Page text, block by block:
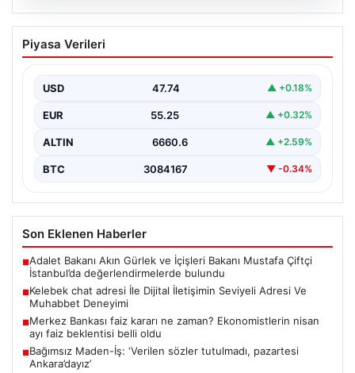
Kelebek chat adresi İle Dijital İletişimin
Seviyeli Adresi Ve Muhabbet Deneyimi
oluşturması büyük bir hassasiyet taşımaktadır.
Günümüzde çeşitli…
Piyasa Verileri
USD 47.74 ▲ +0.18%
EUR 55.25 ▲ +0.32%
ALTIN 6660.6 ▲ +2.59%
BTC 3084167 ▼ -0.34%
Son Eklenen Haberler
■Adalet Bakanı Akın Gürlek ve İçişleri Bakanı Mustafa Çiftçi
İstanbul’da değerlendirmelerde bulundu
■Kelebek chat adresi İle Dijital İletişimin Seviyeli Adresi Ve
Muhabbet Deneyimi
■Merkez Bankası faiz kararı ne zaman? Ekonomistlerin nisan
ayı faiz beklentisi belli oldu
■Bağımsız Maden-İş: ‘Verilen sözler tutulmadı, pazartesi
Ankara’dayız’